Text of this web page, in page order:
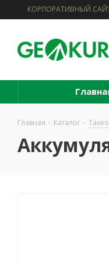
КОРПОРАТИВНЫЙ
Главная - Каталог -